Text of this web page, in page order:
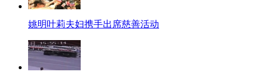
姚明叶莉夫妇携手出席慈善活动